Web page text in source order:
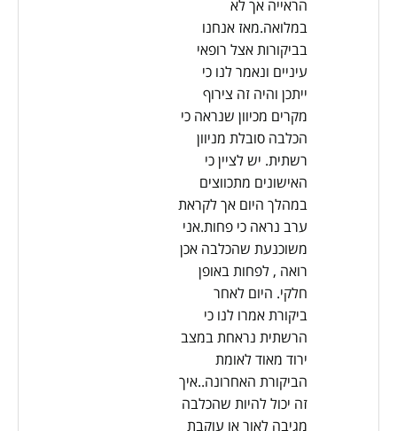
הראייה אך לא
במלואה.מאז אנחנו
בביקורות אצל רופאי
עיניים ונאמר לנו כי
ייתכן והיה זה צירוף
מקרים מכיוון שנראה כי
הכלבה סובלת מניוון
רשתית. יש לציין כי
האישונים מתכווצים
במהלך היום אך לקראת
ערב נראה כי פחות.אני
משוכנעת שהכלבה אכן
רואה , לפחות באופן
חלקי. היום לאחר
ביקורת אמרו לנו כי
הרשתית נראחת במצב
ירוד מאוד לאומת
הביקורת האחרונה..איך
זה יכול להיות שהכלבה
מגיבה לאור או עוקבת